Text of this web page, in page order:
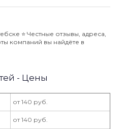
⭐️ Честные отзывы, адреса,
компаний вы найдёте в
- Цены
от 140 руб.
от 140 руб.